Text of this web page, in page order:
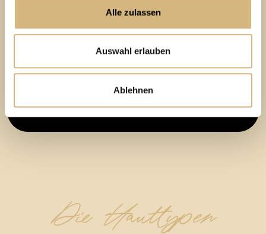
Alle zulassen
Auswahl erlauben
Ablehnen
Du Dich noch wohler fühlst, in Deiner Haut!
Die Hauttypen